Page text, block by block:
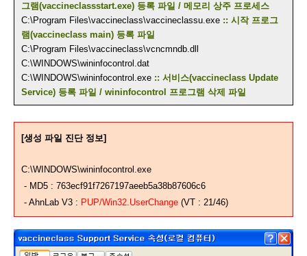
그램(vaccineclassstart.exe) 등록 파일 / 메모리 상주 프로세스
C:\Program Files\vaccineclass\vaccineclassu.exe :: 시작 프로그
램(vaccineclass main) 등록 파일
C:\Program Files\vaccineclass\vcncmndb.dll
C:\WINDOWS\wininfocontrol.dat
C:\WINDOWS\wininfocontrol.exe :: 서비스(vaccineclass Update
Service) 등록 파일 / wininfocontrol 프로그램 삭제 파일
[생성 파일 진단 정보]
C:\WINDOWS\wininfocontrol.exe
- MD5 : 763ecf91f7267197aeeb5a38b87606c6
- AhnLab V3 : PUP/Win32.UserChange (VT : 21/46)